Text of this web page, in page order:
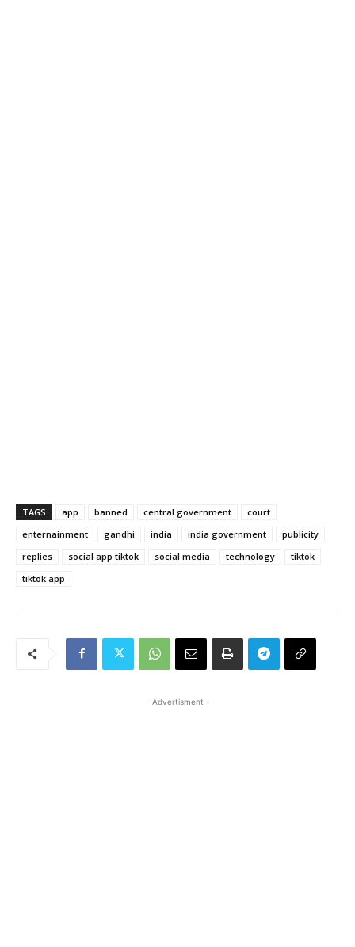
TAGS app banned central government
court
enternainment
gandhi india india government
publicity
replies
social app tiktok social media technology
tiktok
tiktok app
- Advertisment -